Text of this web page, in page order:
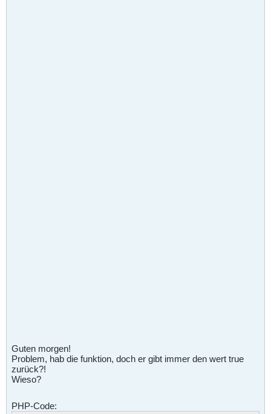
Guten morgen!
Problem, hab die funktion, doch er gibt immer den wert true
zurück?!
Wieso?
PHP-Code: